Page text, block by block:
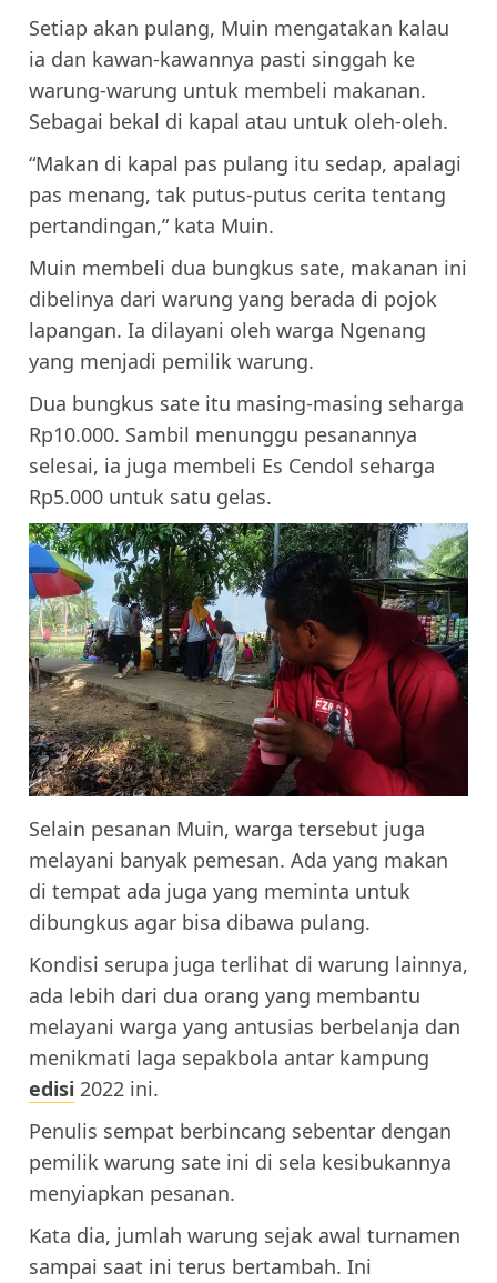
Setiap akan pulang, Muin mengatakan kalau
ia dan kawan-kawannya pasti singgah ke
warung-warung untuk membeli makanan.
Sebagai bekal di kapal atau untuk oleh-oleh.
“Makan di kapal pas pulang itu sedap, apalagi
pas menang, tak putus-putus cerita tentang
pertandingan,” kata Muin.
Muin membeli dua bungkus sate, makanan ini
dibelinya dari warung yang berada di pojok
lapangan. Ia dilayani oleh warga Ngenang
yang menjadi pemilik warung.
Dua bungkus sate itu masing-masing seharga
Rp10.000. Sambil menunggu pesanannya
selesai, ia juga membeli Es Cendol seharga
Rp5.000 untuk satu gelas.
Selain pesanan Muin, warga tersebut juga
melayani banyak pemesan. Ada yang makan
di tempat ada juga yang meminta untuk
dibungkus agar bisa dibawa pulang.
Kondisi serupa juga terlihat di warung lainnya,
ada lebih dari dua orang yang membantu
melayani warga yang antusias berbelanja dan
menikmati laga sepakbola antar kampung
edisi 2022 ini.
Penulis sempat berbincang sebentar dengan
pemilik warung sate ini di sela kesibukannya
menyiapkan pesanan.
Kata dia, jumlah warung sejak awal turnamen
sampai saat ini terus bertambah. Ini